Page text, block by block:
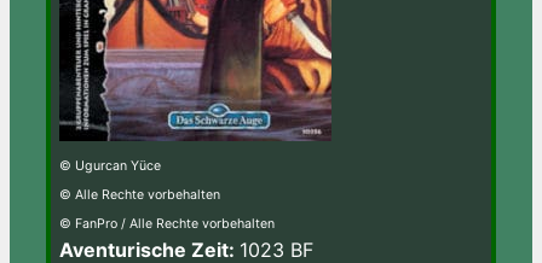
© Ugurcan Yüce
© Alle Rechte vorbehalten
© FanPro / Alle Rechte vorbehalten
Aventurische Zeit: 1023 BF